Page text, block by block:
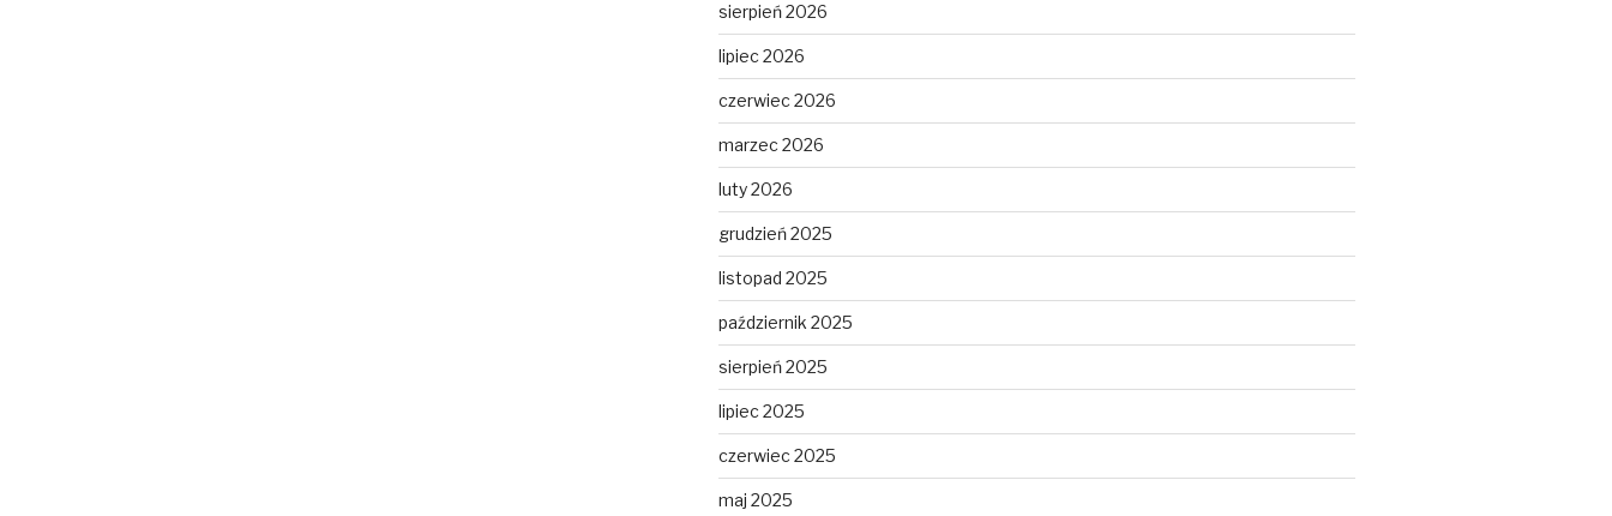
sierpień 2026
lipiec 2026
czerwiec 2026
marzec 2026
luty 2026
grudzień 2025
listopad 2025
październik 2025
sierpień 2025
lipiec 2025
czerwiec 2025
maj 2025